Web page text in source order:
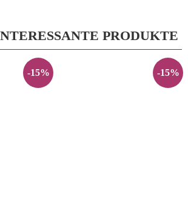
PRODUKTE
-15% -15%